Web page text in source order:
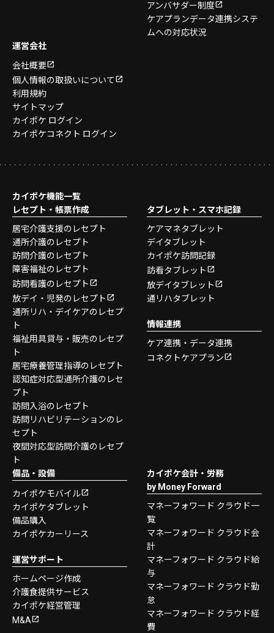
アンバサダー制度
ケアプランデータ連携システ
ムへの対応状況
運営会社
会社概要
個人情報の取扱いについて
利用規約
サイトマップ
カイポケ ログイン
カイポケコネクト ログイン
カイポケ機能一覧
レセプト・帳票作成
居宅介護支援のレセプト
通所介護のレセプト
訪問介護のレセプト
障害福祉のレセプト
訪問看護のレセプト
放デイ・児発のレセプト
通所リハ・デイケアのレセプ
ト
福祉用具貸与・販売のレセプ
ト
居宅療養管理指導のレセプト
認知症対応型通所介護のレセ
プト
訪問入浴のレセプト
訪問リハビリテーションのレ
セプト
夜間対応型訪問介護のレセプ
ト
タブレット・スマホ記録
ケアマネタブレット
デイタブレット
カイポケ訪問記録
訪看タブレット
放デイタブレット
通リハタブレット
情報連携
ケア連携・データ連携
コネクトケアプラン
備品・設備
カイポケモバイル
カイポケタブレット
備品購入
カイポケカーリース
運営サポート
ホームページ作成
介護食提供サービス
カイポケ経営管理
M&A
カイポケ会計・労務
by Money Forward
マネーフォワード クラウド一
覧
マネーフォワード クラウド会
計
マネーフォワード クラウド給
与
マネーフォワード クラウド勤
怠
マネーフォワード クラウド経
費